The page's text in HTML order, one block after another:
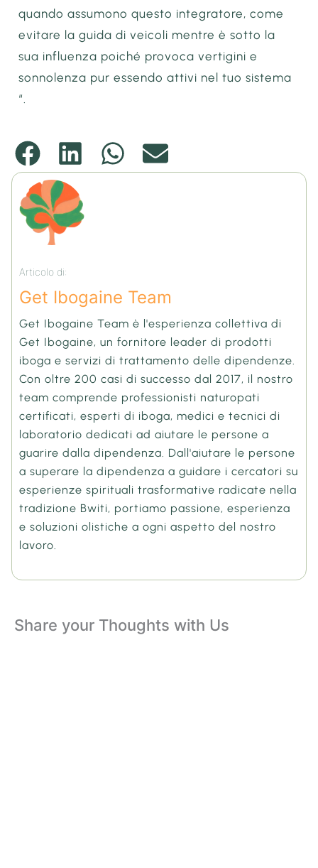
quando assumono questo integratore, come
evitare la guida di veicoli mentre è sotto la
sua influenza poiché provoca vertigini e
sonnolenza pur essendo attivi nel tuo sistema
“.
Articolo di:
Get Ibogaine Team
Get Ibogaine Team è l'esperienza collettiva di
Get Ibogaine, un fornitore leader di prodotti
iboga e servizi di trattamento delle dipendenze.
Con oltre 200 casi di successo dal 2017, il nostro
team comprende professionisti naturopati
certificati, esperti di iboga, medici e tecnici di
laboratorio dedicati ad aiutare le persone a
guarire dalla dipendenza. Dall'aiutare le persone
a superare la dipendenza a guidare i cercatori su
esperienze spirituali trasformative radicate nella
tradizione Bwiti, portiamo passione, esperienza
e soluzioni olistiche a ogni aspetto del nostro
lavoro.
Share your Thoughts with Us